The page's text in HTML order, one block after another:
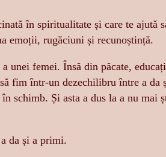
în spiritualitate și care te ajută
emoții, rugăciuni și recunoștință.
unei femei. Însă din păcate,
fim într-un dezechilibru între a da
schimb. Și asta a dus la a nu mai
da și a primi.